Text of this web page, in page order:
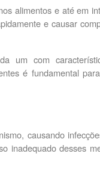
alimentos e até em
e causar
um com
é fundamental
causando
inadequado desses